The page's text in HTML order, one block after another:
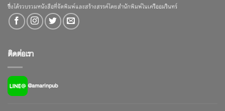
ซึ่งได้รวบรวมหนังสือที่จัดพิมพ์และสร้างสรรค์โดยสำนักพิมพ์ในเครืออมรินทร์
ติดต่อเรา
@amarinpub